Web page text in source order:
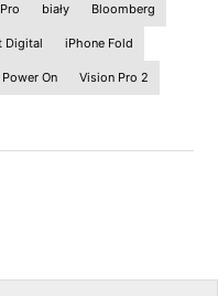
biały Bloomberg
Digital iPhone Fold
Power On Vision Pro 2